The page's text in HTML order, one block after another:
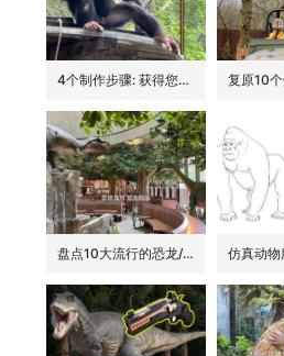
4个制作步骤: 获得您的动物手偶
盘点10大流行的恐龙/侏罗纪主题花园餐吧的景观装饰